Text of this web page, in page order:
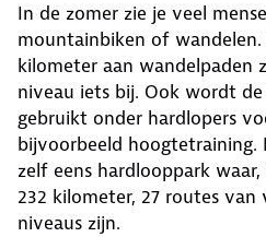
In de zomer zie je veel
mountainbiken of wandelen.
kilometer aan wandelpaden
niveau iets bij. Ook wordt
gebruikt onder hardlopers
bijvoorbeeld hoogtetraining.
zelf eens hardlooppark
232 kilometer, 27 routes van
niveaus zijn.